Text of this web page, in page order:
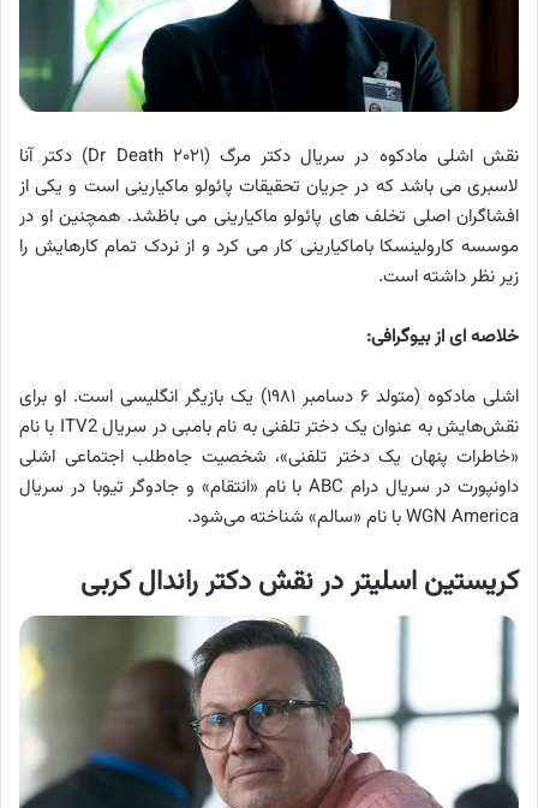
نقش اشلی مادکوه در سریال دکتر مرگ (Dr Death ۲۰۲۱) دکتر آنا
لاسبری می باشد که در جریان تحقیقات پائولو ماکیارینی است و یکی از
افشاگران اصلی تخلف های پائولو ماکیارینی می باظشد. همچنین او در
موسسه کارولینسکا باماکیارینی کار می کرد و از نردک تمام کارهایش را
زیر نظر داشته است.
خلاصه ای از بیوگرافی:
اشلی مادکوه (متولد ۶ دسامبر ۱۹۸۱) یک بازیگر انگلیسی است. او برای
نقش‌هایش به عنوان یک دختر تلفنی به نام بامبی در سریال ITV2 با نام
«خاطرات پنهان یک دختر تلفنی»، شخصیت جاه‌طلب اجتماعی اشلی
داونپورت در سریال درام ABC با نام «انتقام» و جادوگر تیوبا در سریال
WGN America با نام «سالم» شناخته می‌شود.
کریستین اسلیتر در نقش دکتر راندال کربی